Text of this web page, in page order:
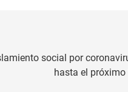
social por
hasta el